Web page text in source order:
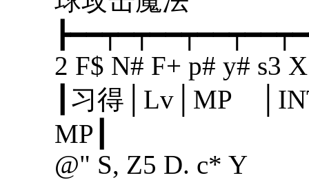
2 F$ N# F+ p# y# s3
┃习得│Lv│MP
@" S, Z5 D. c* Y